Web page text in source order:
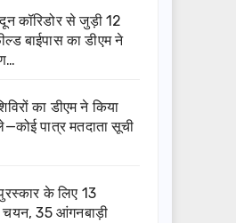
कॉरिडोर से जुड़ी 12
बाईपास का डीएम ने
का डीएम ने किया
पात्र मतदाता सूची
के लिए 13
चयन, 35 आंगनबाड़ी